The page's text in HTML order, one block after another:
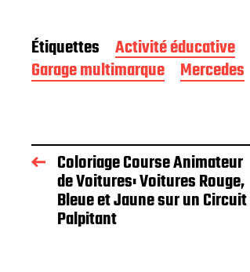
Étiquettes Activité éducative
Garage multimarque
Mercedes
Coloriage Course Animateur
de Voitures: Voitures Rouge,
Bleue et Jaune sur un Circuit
Palpitant